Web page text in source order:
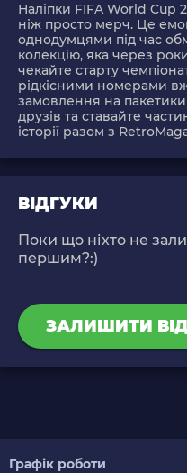
Наліпки FIFA World Cup
ніж просто мерч. Це
однодумцями під час
колекцію, яка через
чекайте старту
рідкісними номерами
замовлення на пакетики
друзів та ставайте
історії разом з
ВІДГУКИ
Поки що ніхто не
першим?:)
ЗАЛИШИТИ
Графік роботи